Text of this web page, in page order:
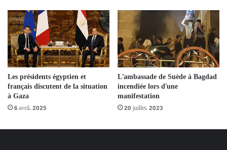
Les présidents égyptien et
français discutent de la situation
à Gaza
6 avril، 2025
L’ambassade de Suède à Bagdad
incendiée lors d’une
manifestation
20 juillet، 2023